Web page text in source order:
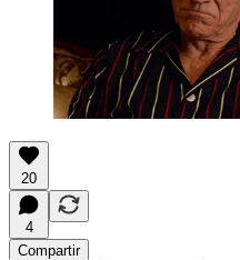
20
4
Compartir